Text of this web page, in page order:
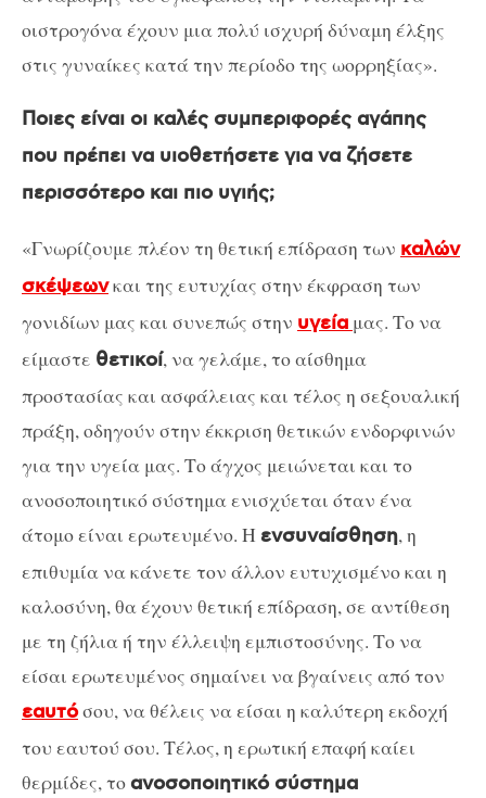
οιστρογόνα έχουν μια πολύ ισχυρή δύναμη έλξης
στις γυναίκες κατά την περίοδο της ωορρηξίας».
Ποιες είναι οι καλές συμπεριφορές αγάπης
που πρέπει να υιοθετήσετε για να ζήσετε
περισσότερο και πιο υγιής;
«Γνωρίζουμε πλέον τη θετική επίδραση των καλών
σκέψεωνκαι της ευτυχίας στην έκφραση των
γονιδίων μας και συνεπώς στην υγεία μας. Το να
είμαστε θετικοί, να γελάμε, το αίσθημα
προστασίας και ασφάλειας και τέλος η σεξουαλική
πράξη, οδηγούν στην έκκριση θετικών ενδορφινών
για την υγεία μας. Το άγχος μειώνεται και το
ανοσοποιητικό σύστημα ενισχύεται όταν ένα
άτομο είναι ερωτευμένο. Η ενσυναίσθηση, η
επιθυμία να κάνετε τον άλλον ευτυχισμένο και η
καλοσύνη, θα έχουν θετική επίδραση, σε αντίθεση
με τη ζήλια ή την έλλειψη εμπιστοσύνης. Το να
είσαι ερωτευμένος σημαίνει να βγαίνεις από τον
εαυτόσου, να θέλεις να είσαι η καλύτερη εκδοχή
του εαυτού σου. Τέλος, η ερωτική επαφή καίει
θερμίδες, τοανοσοποιητικό σύστημα